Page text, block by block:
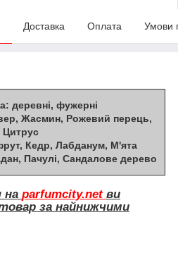
Доставка Оплата Умови
деревні, фужерні
Жасмин, Рожевий перець,
Цитрус
Кедр, Лабданум, М'ята
Пачулі, Сандалове дерево
на parfumcity.net ви
за найнижчими